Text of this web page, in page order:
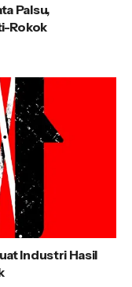
Palsu,
Rokok
Industri Hasil